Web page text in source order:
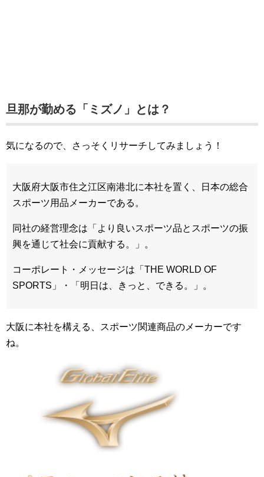
旦那が勤める「ミズノ」とは？
気になるので、さっそくリサーチしてみましょう！
大阪府大阪市住之江区南港北に本社を置く、日本の総合
スポーツ用品メーカーである。
同社の経営理念は「より良いスポーツ品とスポーツの振
興を通じて社会に貢献する。」。
コーポレート・メッセージは「THE WORLD OF
SPORTS」・「明日は、きっと、できる。」。
大阪に本社を構える、スポーツ関連商品のメーカーです
ね。